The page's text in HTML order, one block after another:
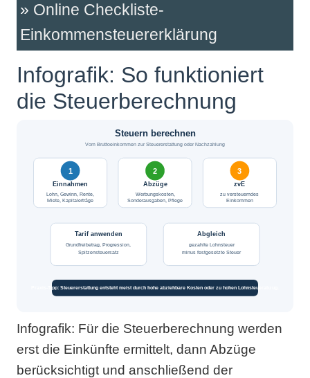
Online Checkliste-
Einkommensteuererklärung
Infografik: So funktioniert
die Steuerberechnung
Steuern berechnen
Vom Bruttoeinkommen zur Steuererstattung oder Nachzahlung
1
Einnahmen
Lohn, Gewinn, Rente,
Miete, Kapitalerträge
2
Abzüge
Werbungskosten,
Sonderausgaben, Pflege
3
zvE
zu versteuerndes
Einkommen
Tarif anwenden
Grundfreibetrag, Progression,
Spitzensteuersatz
Abgleich
gezahlte Lohnsteuer
minus festgesetzte Steuer
Praxis-Tipp: Steuererstattung entsteht meist durch hohe abziehbare Kosten oder zu hohen Lohnsteuerabzug.
Infografik: Für die Steuerberechnung werden
erst die Einkünfte ermittelt, dann Abzüge
berücksichtigt und anschließend der